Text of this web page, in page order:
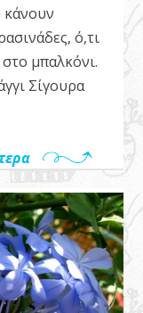
ό,τι
μπαλκόνι.
Σίγουρα